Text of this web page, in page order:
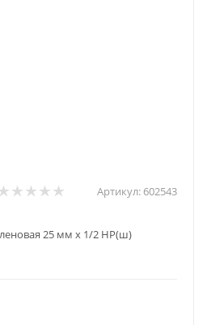
Артикул: 602543
25 мм х 1/2 НР(ш)